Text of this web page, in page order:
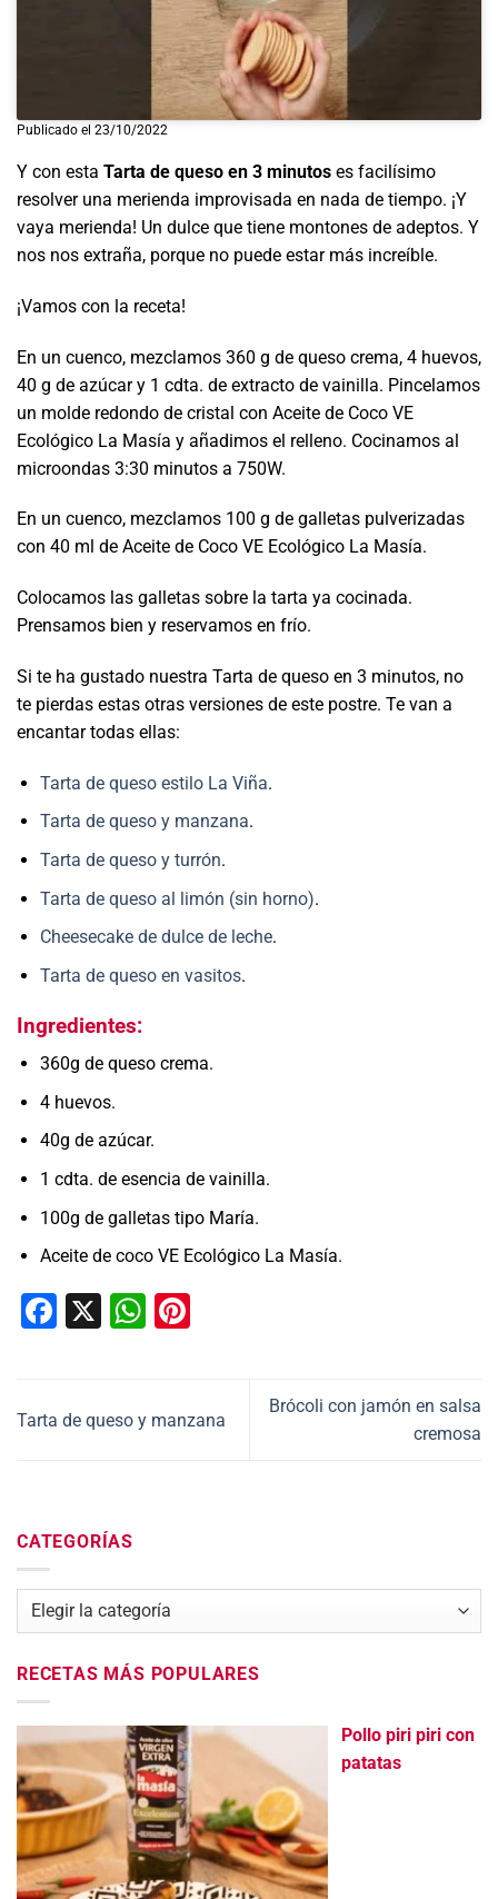
Publicado el 23/10/2022
Y con esta Tarta de queso en 3 minutos es facilísimo
resolver una merienda improvisada en nada de tiempo. ¡Y
vaya merienda! Un dulce que tiene montones de adeptos. Y
nos nos extraña, porque no puede estar más increíble.
¡Vamos con la receta!
En un cuenco, mezclamos 360 g de queso crema, 4 huevos,
40 g de azúcar y 1 cdta. de extracto de vainilla. Pincelamos
un molde redondo de cristal con Aceite de Coco VE
Ecológico La Masía y añadimos el relleno. Cocinamos al
microondas 3:30 minutos a 750W.⁣
En un cuenco, mezclamos 100 g de galletas pulverizadas
con 40 ml de Aceite de Coco VE Ecológico La Masía. ⁣
Colocamos las galletas sobre la tarta ya cocinada.
Prensamos bien y reservamos en frío.⁣
Si te ha gustado nuestra Tarta de queso en 3 minutos, no
te pierdas estas otras versiones de este postre. Te van a
encantar todas ellas:
Tarta de queso estilo La Viña.
Tarta de queso y manzana.
Tarta de queso y turrón.
Tarta de queso al limón (sin horno).
Cheesecake de dulce de leche.
Tarta de queso en vasitos.
Ingredientes:
360g de queso crema.
4 huevos.
40g de azúcar.
1 cdta. de esencia de vainilla.
100g de galletas tipo María.
Aceite de coco VE Ecológico La Masía.
Facebook
X WhatsApp
Tarta de queso y manzana
Brócoli con jamón en salsa
cremosa
CATEGORÍAS
Categorías
RECETAS MÁS POPULARES
Pollo piri piri con
patatas